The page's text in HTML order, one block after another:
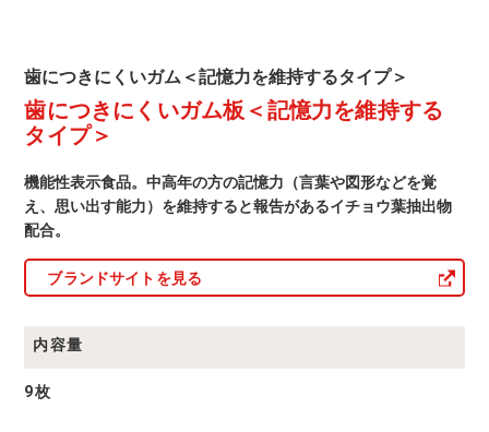
す
る
タ
イ
プ
＞
歯
つ
き
に
い
ガ
ム
＜
憶
を
持
す
る
タ
歯につきにくいガム＜記憶力を維持するタイプ＞
歯につきにくいガム板＜記憶力を維持する
タイプ＞
機能性表示食品。中高年の方の記憶力（言葉や図形などを覚
え、思い出す能力）を維持すると報告があるイチョウ葉抽出物
配合。
ブランドサイトを見る
内容量
9枚